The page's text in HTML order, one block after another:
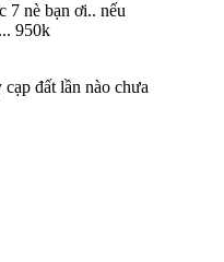
7 nè bạn ơi.. nếu
950k
đất lần nào chưa